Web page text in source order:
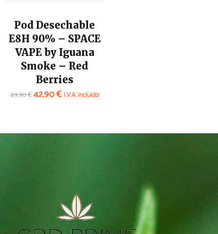
Pod Desechable
E8H 90% – SPACE
VAPE by Iguana
Smoke – Red
Berries
49,90€42,90€ I.V.A. incluido